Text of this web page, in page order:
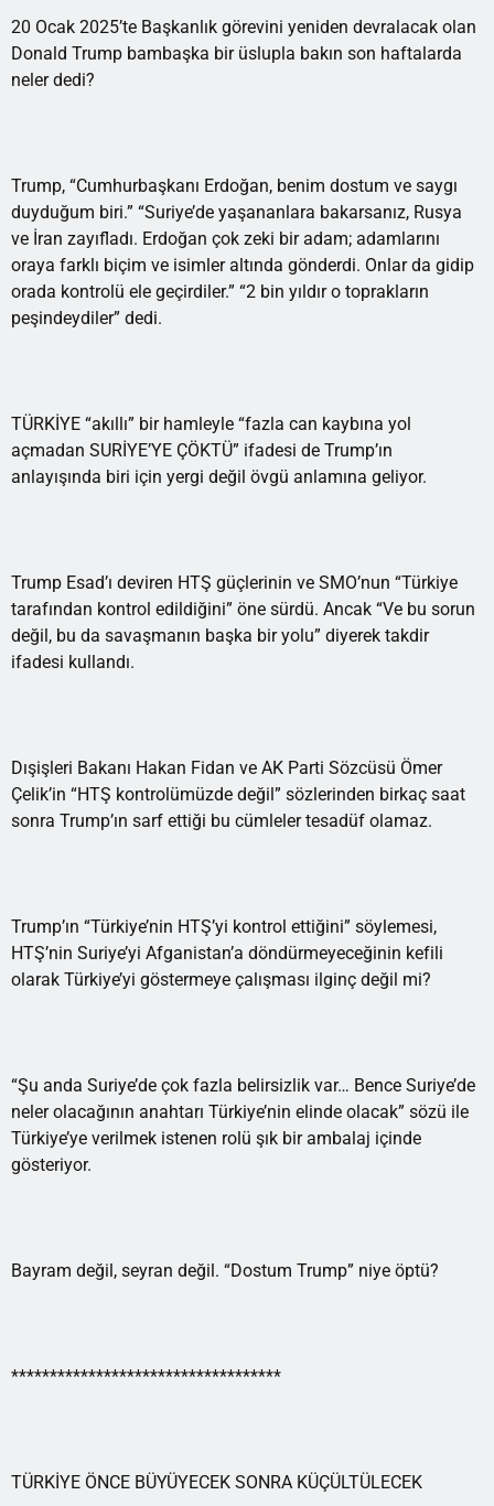
20 Ocak 2025’te Başkanlık görevini yeniden devralacak olan
Donald Trump bambaşka bir üslupla bakın son haftalarda
neler dedi?
Trump, “Cumhurbaşkanı Erdoğan, benim dostum ve saygı
duyduğum biri.” “Suriye’de yaşananlara bakarsanız, Rusya
ve İran zayıfladı. Erdoğan çok zeki bir adam; adamlarını
oraya farklı biçim ve isimler altında gönderdi. Onlar da gidip
orada kontrolü ele geçirdiler.” “2 bin yıldır o toprakların
peşindeydiler” dedi.
TÜRKİYE “akıllı” bir hamleyle “fazla can kaybına yol
açmadan SURİYE’YE ÇÖKTÜ” ifadesi de Trump’ın
anlayışında biri için yergi değil övgü anlamına geliyor.
Trump Esad’ı deviren HTŞ güçlerinin ve SMO’nun “Türkiye
tarafından kontrol edildiğini” öne sürdü. Ancak “Ve bu sorun
değil, bu da savaşmanın başka bir yolu” diyerek takdir
ifadesi kullandı.
Dışişleri Bakanı Hakan Fidan ve AK Parti Sözcüsü Ömer
Çelik’in “HTŞ kontrolümüzde değil” sözlerinden birkaç saat
sonra Trump’ın sarf ettiği bu cümleler tesadüf olamaz.
Trump’ın “Türkiye’nin HTŞ’yi kontrol ettiğini” söylemesi,
HTŞ’nin Suriye’yi Afganistan’a döndürmeyeceğinin kefili
olarak Türkiye’yi göstermeye çalışması ilginç değil mi?
“Şu anda Suriye’de çok fazla belirsizlik var… Bence Suriye’de
neler olacağının anahtarı Türkiye’nin elinde olacak” sözü ile
Türkiye’ye verilmek istenen rolü şık bir ambalaj içinde
gösteriyor.
Bayram değil, seyran değil. “Dostum Trump” niye öptü?
***********************************
TÜRKİYE ÖNCE BÜYÜYECEK SONRA KÜÇÜLTÜLECEK